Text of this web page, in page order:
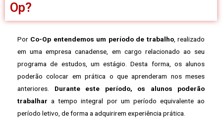
Op?
Por Co-Op entendemos um período de trabalho, realizado
em uma empresa canadense, em cargo relacionado ao seu
programa de estudos, um estágio. Desta forma, os alunos
poderão colocar em prática o que aprenderam nos meses
anteriores. Durante este período, os alunos poderão
trabalhar a tempo integral por um período equivalente ao
período letivo, de forma a adquirirem experiência prática.